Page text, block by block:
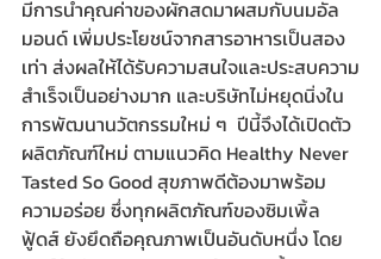
มีการนำคุณค่าของผักสดมาผสมกับนมอัล
มอนด์ เพิ่มประโยชน์จากสารอาหารเป็นสอง
เท่า ส่งผลให้ได้รับความสนใจและประสบความ
สำเร็จเป็นอย่างมาก และบริษัทไม่หยุดนิ่งใน
การพัฒนานวัตกรรมใหม่ ๆ  ปีนี้จึงได้เปิดตัว
ผลิตภัณฑ์ใหม่ ตามแนวคิด Healthy Never
Tasted So Good สุขภาพดีต้องมาพร้อม
ความอร่อย ซึ่งทุกผลิตภัณฑ์ของซิมเพิ้ล
ฟู้ดส์ ยังยึดถือคุณภาพเป็นอันดับหนึ่ง โดย